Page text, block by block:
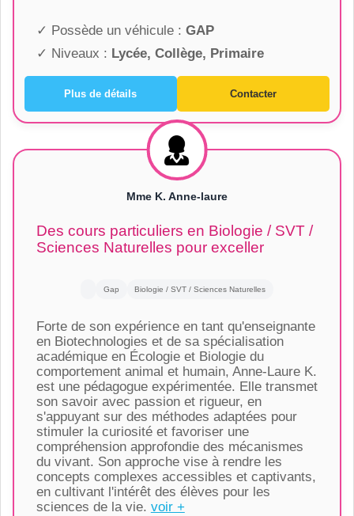
✓ Possède un véhicule : GAP
✓ Niveaux : Lycée, Collège, Primaire
Plus de détails Contacter
Mme K. Anne-laure
Des cours particuliers en Biologie / SVT /
Sciences Naturelles pour exceller
Gap Biologie / SVT / Sciences Naturelles
Forte de son expérience en tant qu'enseignante
en Biotechnologies et de sa spécialisation
académique en Écologie et Biologie du
comportement animal et humain, Anne-Laure K.
est une pédagogue expérimentée. Elle transmet
son savoir avec passion et rigueur, en
s'appuyant sur des méthodes adaptées pour
stimuler la curiosité et favoriser une
compréhension approfondie des mécanismes
du vivant. Son approche vise à rendre les
concepts complexes accessibles et captivants,
en cultivant l'intérêt des élèves pour les
sciences de la vie. voir +